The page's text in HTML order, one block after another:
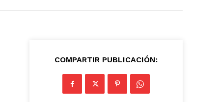
COMPARTIR PUBLICACIÓN: